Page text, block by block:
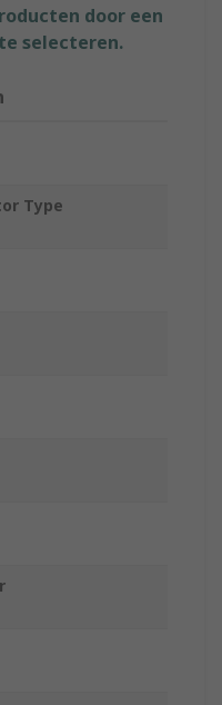
door een
selecteren.
Type